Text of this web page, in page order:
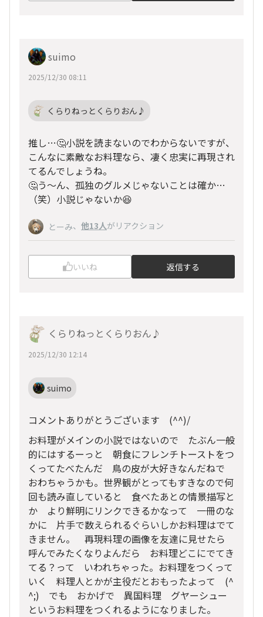
suimo
2025/12/30 08:11
くらりねっとくらりおん♪
推し…🤔小説を読まないのでわからないですが、
こんなに素敵なお料理なら、凄く忠実に再現され
てるんでしょうね。
🤔う〜ん、孤独のグルメじゃないことは確か…
（笑）小説じゃないか😆
とーみ、 他13人がリアクション
いいね 返信する
くらりねっとくらりおん♪
2025/12/30 12:14
suimo
コメントありがとうございます (^^)/
お料理がメインの小説ではないので たぶん一般
的にはするーっと 朝食にフレンチトーストをつ
くってたべたんだ 鳥の皮が大好きなんだねで
おわちゃうかも。世界観がとってもすきなので何
回も読み直していると 食べたあとの情景描写と
か より鮮明にリンクできるかなって 一冊のな
かに 片手で数えられるぐらいしかお料理はでて
きません。 再現料理の画像を友達に見せたら
呼んでみたくなりよんだら お料理どこにでてき
てる？って いわれちゃった。お料理をつくって
いく 料理人とかが主役だとおもったよって (^
^;) でも おかげで 異国料理 グヤーシュー
というお料理をつくれるようになりました。